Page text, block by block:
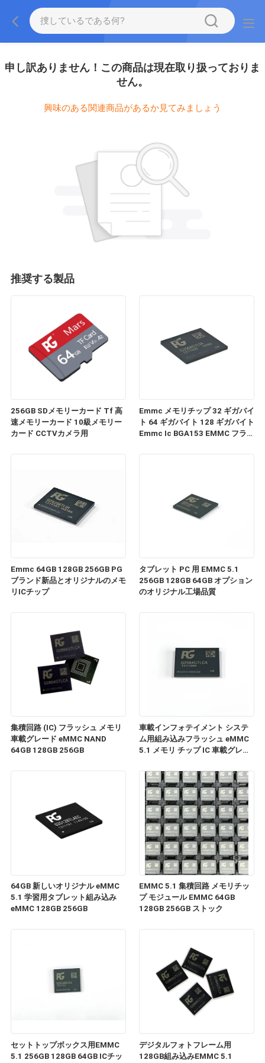
申し訳ありません！この商品は現在取り扱っておりま
せん。
興味のある関連商品があるか見てみましょう
推奨する製品
256GB SDメモリーカード Tf 高
速メモリーカード 10級メモリー
カード CCTVカメラ用
Emmc メモリチップ 32 ギガバイ
ト 64 ギガバイト 128 ギガバイト
Emmc Ic BGA153 EMMC フラッ
Emmc 64GB 128GB 256GB PG
ブランド新品とオリジナルのメモ
リICチップ
タブレット PC 用 EMMC 5.1
256GB 128GB 64GB オプション
のオリジナル工場品質
集積回路 (IC) フラッシュ メモリ
車載グレード eMMC NAND
64GB 128GB 256GB
車載インフォテイメント システ
ム用組み込みフラッシュ eMMC
5.1 メモリ チップ IC 車載グレー
64GB 新しいオリジナル eMMC
5.1 学習用タブレット組み込み
eMMC 128GB 256GB
EMMC 5.1 集積回路 メモリチッ
プ モジュール EMMC 64GB
128GB 256GB ストック
セットトップボックス用EMMC
5.1 256GB 128GB 64GB ICチッ
デジタルフォトフレーム用
128GB組み込みEMMC 5.1